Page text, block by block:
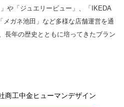
や「ジュエリービュー」、「IKEDA
ガネ池田」など多様な店舗運営を通
長年の歴史とともに培ってきたブラン
商工中金ヒューマンデザイン